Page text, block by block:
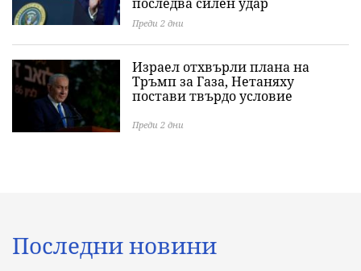
Преди 2 дни
Израел отхвърли плана на
Тръмп за Газа, Нетаняху
постави твърдо условие
Преди 2 дни
Последни новини